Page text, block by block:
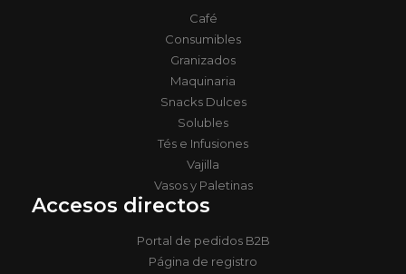
Café
Consumibles
Granizados
Maquinaria
Snacks Dulces
Solubles
Tés e Infusiones
Vajilla
Vasos y Paletinas
Accesos directos
Portal de pedidos B2B
Página de registro